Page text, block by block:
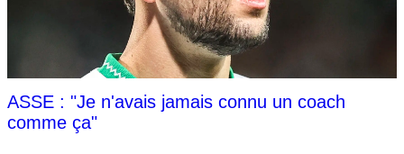
ASSE : "Je n'avais jamais connu un coach
comme ça"